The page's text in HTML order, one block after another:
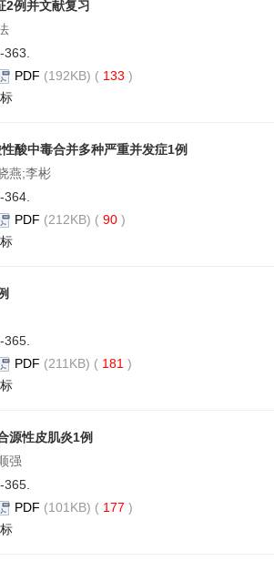
2例并文献复习
PDF (192KB) ( 133 )
酸中毒合并多种严重并发症1例
燕;李彬
PDF (212KB) ( 90 )
PDF (211KB) ( 181 )
源性皮肌炎1例
强
PDF (101KB) ( 177 )